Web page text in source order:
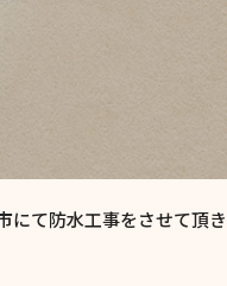
にて防水工事をさせて頂き